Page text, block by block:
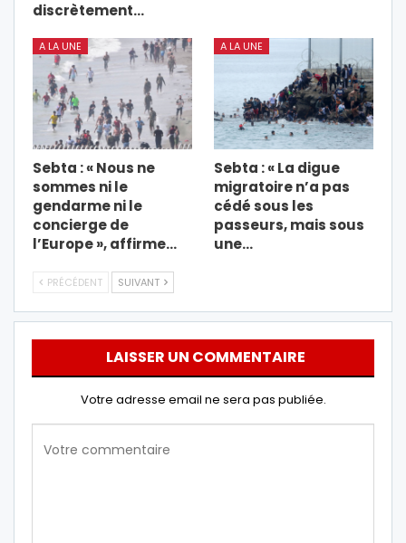
discrètement…
A LA UNE
Sebta : « Nous ne
sommes ni le
gendarme ni le
concierge de
l’Europe », affirme…
A LA UNE
Sebta : « La digue
migratoire n’a pas
cédé sous les
passeurs, mais sous
une…
PRÉCÉDENT SUIVANT
LAISSER UN COMMENTAIRE
Votre adresse email ne sera pas publiée.